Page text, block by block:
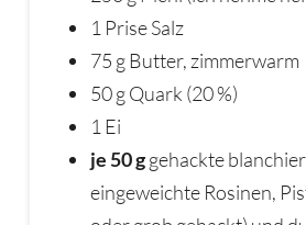
1 Prise Salz
75 g Butter, zimmerwarm
50 g Quark (20 %)
1 Ei
je 50 ggehackte
eingeweichte Rosinen,